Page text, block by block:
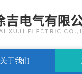
关于我们